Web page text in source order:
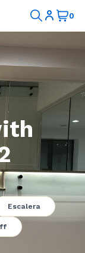
Escalera